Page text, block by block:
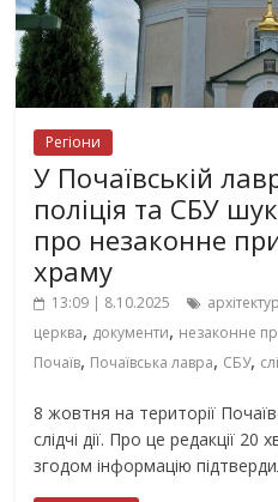
Регіони
У Почаївській
поліція та СБУ
про незаконне
храму
13:09 | 8.10.2025
церква, документи, незаконне
Почаїв, Почаївська лавра, СБУ,
8 жовтня на території
слідчі дії. Про це редакції
згодом інформацію